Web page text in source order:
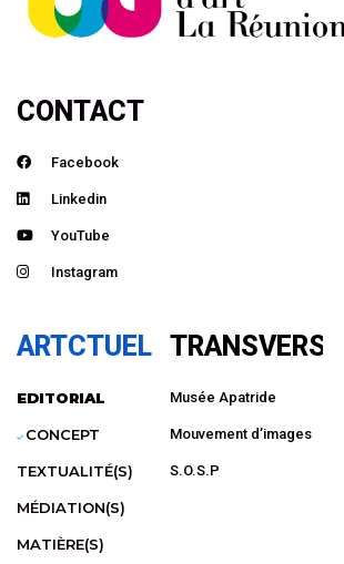
CONTACT
Facebook
Linkedin
YouTube
Instagram
ARTCTUEL
EDITORIAL
CONCEPT
TEXTUALITÉ(S)
MÉDIATION(S)
MATIÈRE(S)
TRANSVERSAL
Musée Apatride
Mouvement d’images
S.O.S.P